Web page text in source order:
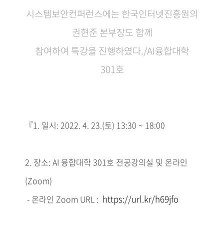
시스템보안컨퍼런스에는 한국인터넷진흥원의
권현준 본부장도 함께
참여하여 특강을 진행하였다./AI융합대학
301호
『1. 일시: 2022. 4. 23.(토) 13:30 ~ 18:00
2. 장소: AI 융합대학 301호 전공강의실 및 온라인
(Zoom)
- 온라인 Zoom URL : https://url.kr/h69jfo